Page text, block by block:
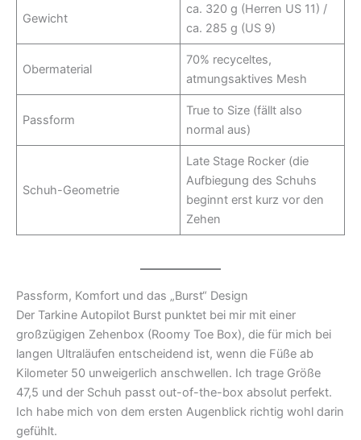
Gewicht
ca. 320 g (Herren US 11) /
ca. 285 g (US 9)
Obermaterial
70% recyceltes,
atmungsaktives Mesh
Passform
True to Size (fällt also
normal aus)
Schuh-Geometrie
Late Stage Rocker (die
Aufbiegung des Schuhs
beginnt erst kurz vor den
Zehen
Passform, Komfort und das „Burst“ Design
Der Tarkine Autopilot Burst punktet bei mir mit einer
großzügigen Zehenbox (Roomy Toe Box), die für mich bei
langen Ultraläufen entscheidend ist, wenn die Füße ab
Kilometer 50 unweigerlich anschwellen. Ich trage Größe
47,5 und der Schuh passt out-of-the-box absolut perfekt.
Ich habe mich von dem ersten Augenblick richtig wohl darin
gefühlt.